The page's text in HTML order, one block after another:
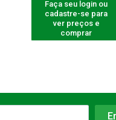
Faça seu login ou
cadastre-se para
ver preços e
comprar